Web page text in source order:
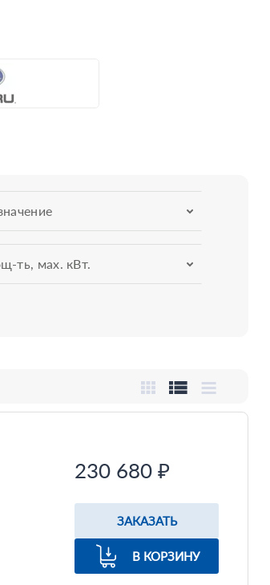
ть, мax. кВт.
230 680 ₽
ЗАКАЗАТЬ
В КОРЗИНУ